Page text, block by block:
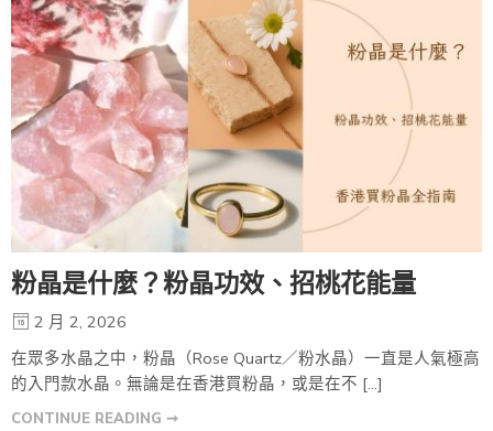
粉晶是什麼？粉晶功效、招桃花能量
2 月 2, 2026
在眾多水晶之中，粉晶（Rose Quartz／粉水晶）一直是人氣極高
的入門款水晶。無論是在香港買粉晶，或是在不 […]
CONTINUE READING ➞